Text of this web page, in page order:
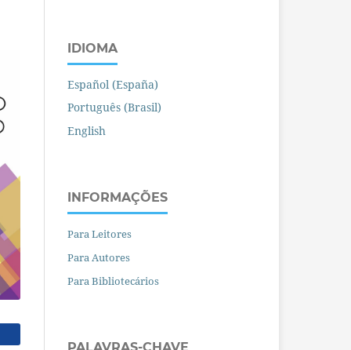
IDIOMA
Español (España)
Português (Brasil)
English
INFORMAÇÕES
Para Leitores
Para Autores
Para Bibliotecários